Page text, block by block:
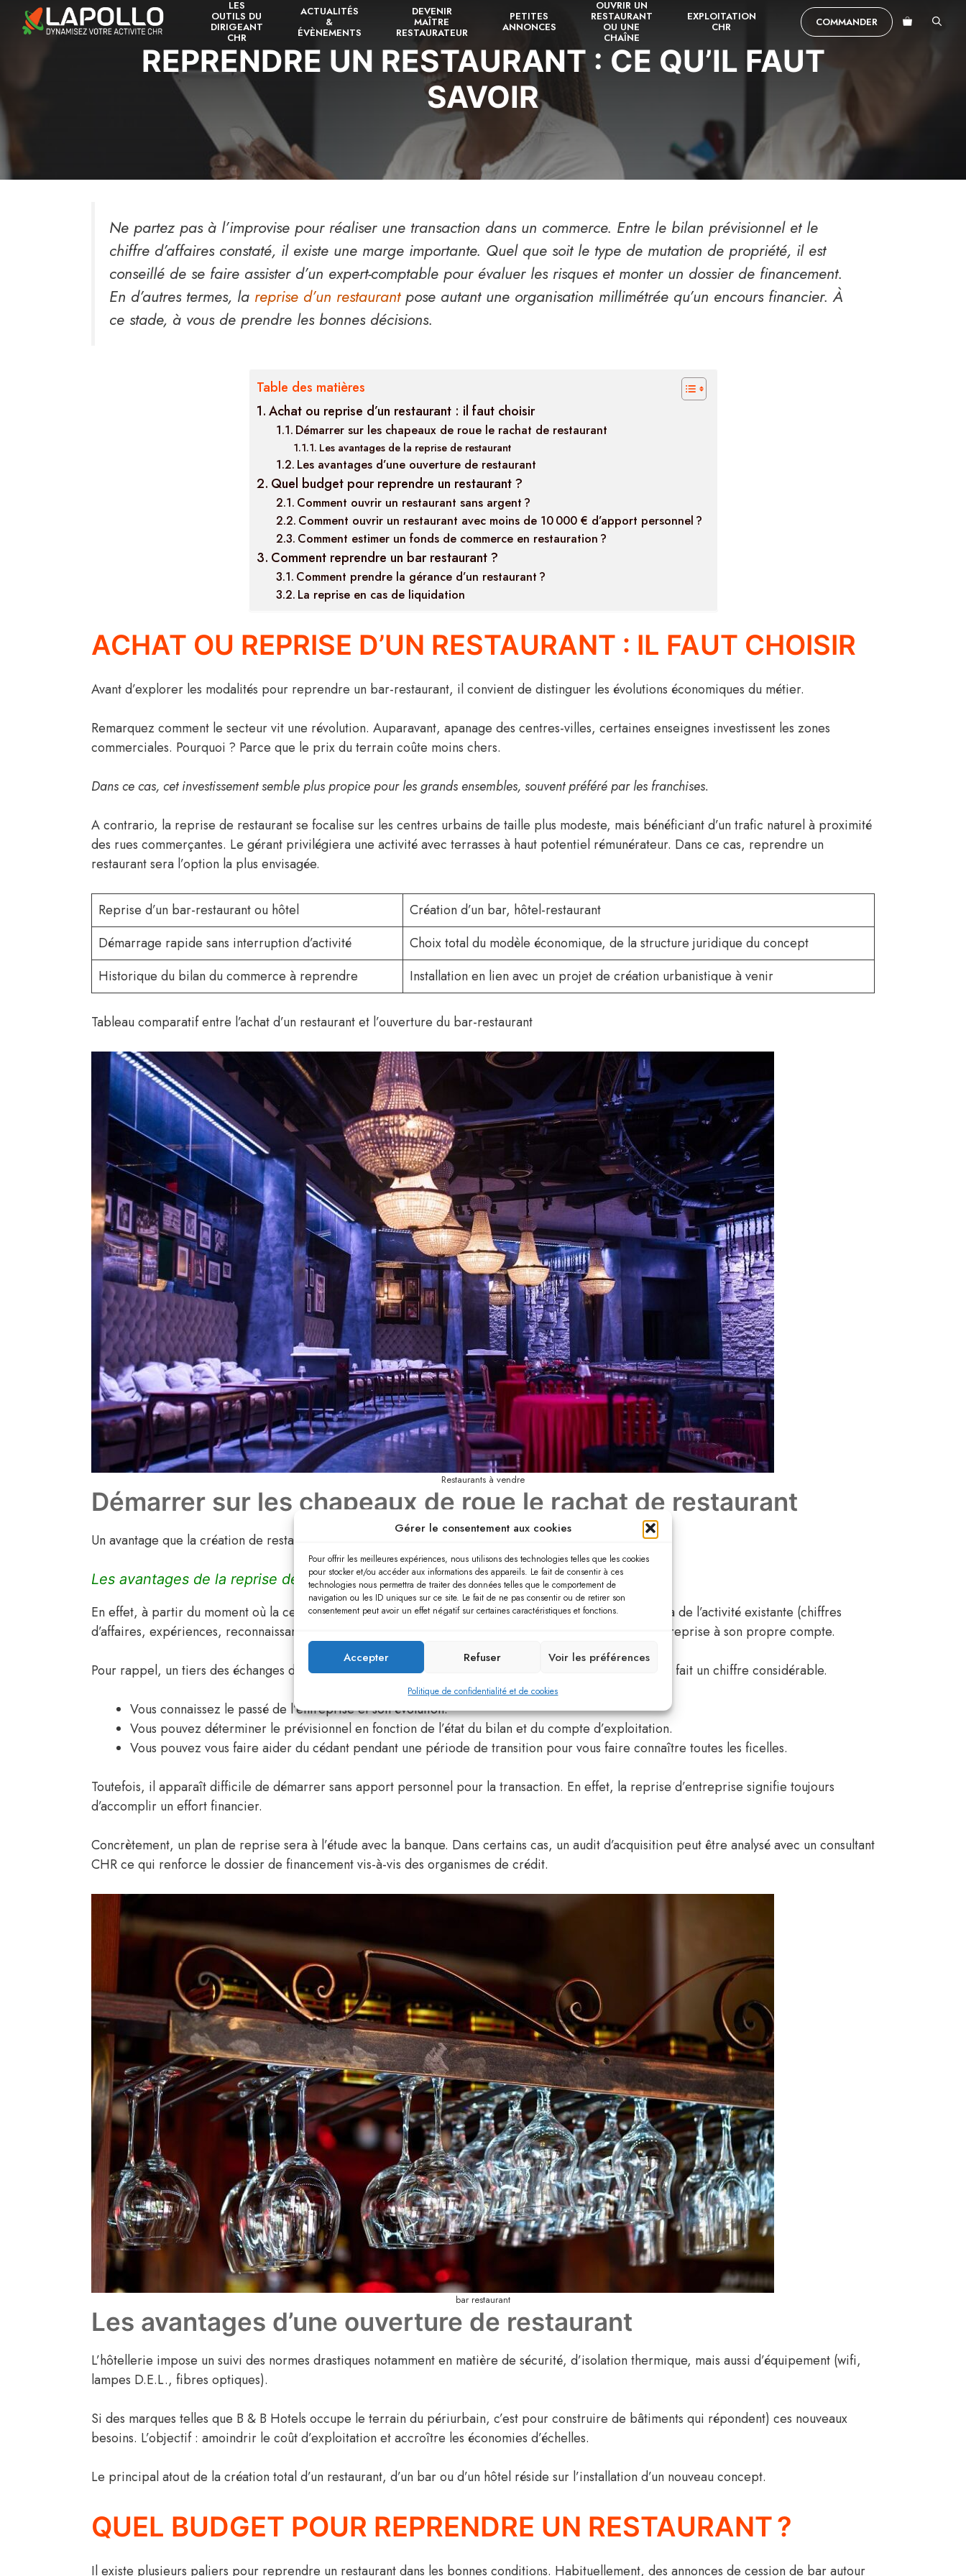
Gérer le consentement aux cookies
Pour offrir les meilleures expériences, nous utilisons des technologies telles que les cookies
pour stocker et/ou accéder aux informations des appareils. Le fait de consentir à ces
technologies nous permettra de traiter des données telles que le comportement de
navigation ou les ID uniques sur ce site. Le fait de ne pas consentir ou de retirer son
consentement peut avoir un effet négatif sur certaines caractéristiques et fonctions.
Accepter Refuser Voir les préférences
Politique de confidentialité et de cookies
Aller
LES
OUTILS DU
DIRIGEANT
CHR
ACTUALITÉS
&
ÉVÈNEMENTS
DEVENIR
MAÎTRE
RESTAURATEUR
PETITES
ANNONCES
OUVRIR UN
RESTAURANT
OU UNE
CHAÎNE
EXPLOITATION
CHR COMMANDER
REPRENDRE UN RESTAURANT : CE QU’IL FAUT
SAVOIR
Ne partez pas à l’improvise pour réaliser une transaction dans un commerce. Entre le bilan prévisionnel et le
chiffre d’affaires constaté, il existe une marge importante. Quel que soit le type de mutation de propriété, il est
conseillé de se faire assister d’un expert-comptable pour évaluer les risques et monter un dossier de financement.
En d’autres termes, la reprise d’un restaurantpose autant une organisation millimétrée qu’un encours financier. À
ce stade, à vous de prendre les bonnes décisions.
Table des matières
Achat ou reprise d’un restaurant : il faut choisir
Démarrer sur les chapeaux de roue le rachat de restaurant
Les avantages de la reprise de restaurant
Les avantages d’une ouverture de restaurant
Quel budget pour reprendre un restaurant ?
Comment ouvrir un restaurant sans argent ?
Comment ouvrir un restaurant avec moins de 10 000 € d’apport personnel ?
Comment estimer un fonds de commerce en restauration ?
Comment reprendre un bar restaurant ?
Comment prendre la gérance d’un restaurant ?
La reprise en cas de liquidation
ACHAT OU REPRISE D’UN RESTAURANT : IL FAUT CHOISIR
Avant d’explorer les modalités pour reprendre un bar-restaurant, il convient de distinguer les évolutions économiques du métier.
Remarquez comment le secteur vit une révolution. Auparavant, apanage des centres-villes, certaines enseignes investissent les zones
commerciales. Pourquoi ? Parce que le prix du terrain coûte moins chers.
Dans ce cas, cet investissement semble plus propice pour les grands ensembles, souvent préféré par les franchises.
A contrario, la reprise de restaurant se focalise sur les centres urbains de taille plus modeste, mais bénéficiant d’un trafic naturel à proximité
des rues commerçantes. Le gérant privilégiera une activité avec terrasses à haut potentiel rémunérateur. Dans ce cas, reprendre un
restaurant sera l’option la plus envisagée.
Reprise d’un bar-restaurant ou hôtel
Création d’un bar, hôtel-restaurant
Démarrage rapide sans interruption d’activité
Choix total du modèle économique, de la structure juridique du concept
Historique du bilan du commerce à reprendre
Installation en lien avec un projet de création urbanistique à venir
Tableau comparatif entre l’achat d’un restaurant et l’ouverture du bar-restaurant
Restaurants à vendre
Démarrer sur les chapeaux de roue le rachat de restaurant
Un avantage que la création de restaurants ne pourra détrôner : la rapidité de la prise en main.
Les avantages de la reprise de restaurant
En effet, à partir du moment où la cession d’entreprise est signée et enregistrée le responsable profitera de l’activité existante (chiffres
d’affaires, expériences, reconnaissance). Racheter un fonds de commerce, c’est utiliser le passif de l’entreprise à son propre compte.
Pour rappel, un tiers des échanges de fonds de commerce concerne, un restaurant ou un café, ce qui en fait un chiffre considérable.
Vous connaissez le passé de l’entreprise et son évolution.
Vous pouvez déterminer le prévisionnel en fonction de l’état du bilan et du compte d’exploitation.
Vous pouvez vous faire aider du cédant pendant une période de transition pour vous faire connaître toutes les ficelles.
Toutefois, il apparaît difficile de démarrer sans apport personnel pour la transaction. En effet, la reprise d’entreprise signifie toujours
d’accomplir un effort financier.
Concrètement, un plan de reprise sera à l’étude avec la banque. Dans certains cas, un audit d’acquisition peut être analysé avec un consultant
CHR ce qui renforce le dossier de financement vis-à-vis des organismes de crédit.
bar restaurant
Les avantages d’une ouverture de restaurant
L’hôtellerie impose un suivi des normes drastiques notamment en matière de sécurité, d’isolation thermique, mais aussi d’équipement (wifi,
lampes D.E.L., fibres optiques).
Si des marques telles que B & B Hotels occupe le terrain du périurbain, c’est pour construire de bâtiments qui répondent) ces nouveaux
besoins. L’objectif : amoindrir le coût d’exploitation et accroître les économies d’échelles.
Le principal atout de la création total d’un restaurant, d’un bar ou d’un hôtel réside sur l’installation d’un nouveau concept.
QUEL BUDGET POUR REPRENDRE UN RESTAURANT ?
Il existe plusieurs paliers pour reprendre un restaurant dans les bonnes conditions. Habituellement, des annonces de cession de bar autour